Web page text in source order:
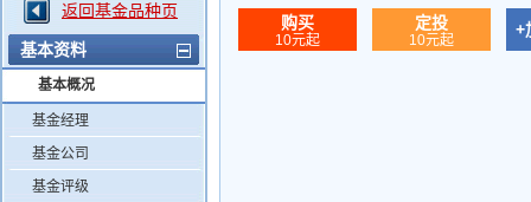
返回基金品种页
基本资料
基本概况
基金经理
基金公司
基金评级
购买
10元起
定投
10元起
+